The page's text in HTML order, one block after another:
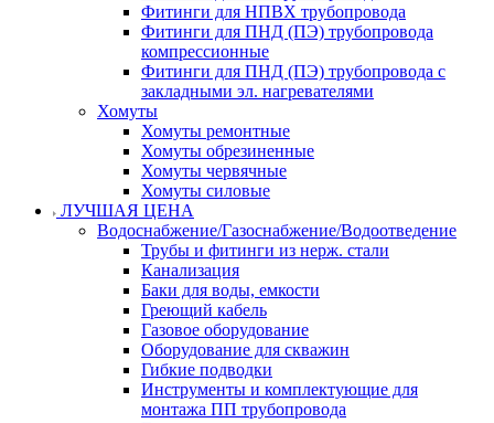
Фитинги для НПВХ трубопровода
Фитинги для ПНД (ПЭ) трубопровода
компрессионные
Фитинги для ПНД (ПЭ) трубопровода с
закладными эл. нагревателями
Хомуты
Хомуты ремонтные
Хомуты обрезиненные
Хомуты червячные
Хомуты силовые
ЛУЧШАЯ ЦЕНА
Водоснабжение/Газоснабжение/Водоотведение
Трубы и фитинги из нерж. стали
Канализация
Баки для воды, емкости
Греющий кабель
Газовое оборудование
Оборудование для скважин
Гибкие подводки
Инструменты и комплектующие для
монтажа ПП трубопровода